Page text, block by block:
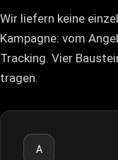
Wir liefern keine
Kampagne: vom
Tracking. Vier
tragen.
A